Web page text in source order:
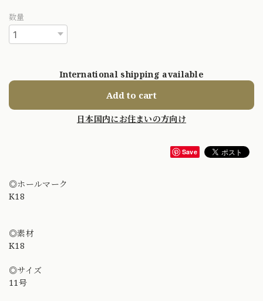
数量
International shipping available
Add to cart
日本国内にお住まいの方向け
Save
◎ホールマーク
K18
◎素材
K18
◎サイズ
11号